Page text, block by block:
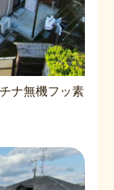
ナ無機フッ素